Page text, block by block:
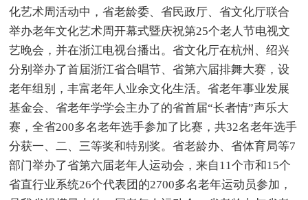
化艺术周活动中，省老龄委、省民政厅、省文化厅联合
举办老年文化艺术周开幕式暨庆祝第25个老人节电视文
艺晚会，并在浙江电视台播出。省文化厅在杭州、绍兴
分别举办了首届浙江省合唱节、省第六届排舞大赛，设
老年组别，丰富老年人业余文化生活。省老年事业发展
基金会、省老年学学会主办了的省首届“长者情”声乐大
赛，全省200多名老年选手参加了比赛，共32名老年选手
分获一、二、三等奖和特别奖。省老龄办、省体育局等7
部门举办了省第六届老年人运动会，来自11个市和15个
省直行业系统26个代表团的2700多名老年运动员参加，